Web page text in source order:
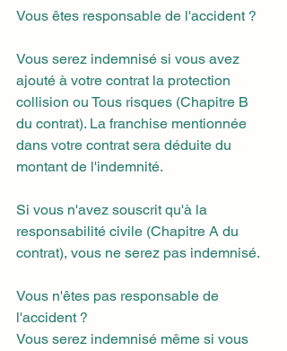
Vous êtes responsable de l'accident ?
Vous serez indemnisé si vous avez
ajouté à votre contrat la protection
collision ou Tous risques (Chapitre B
du contrat). La franchise mentionnée
dans votre contrat sera déduite du
montant de l'indemnité.
Si vous n'avez souscrit qu'à la
responsabilité civile (Chapitre A du
contrat), vous ne serez pas indemnisé.
Vous n'êtes pas responsable de
l'accident ?
Vous serez indemnisé même si vous